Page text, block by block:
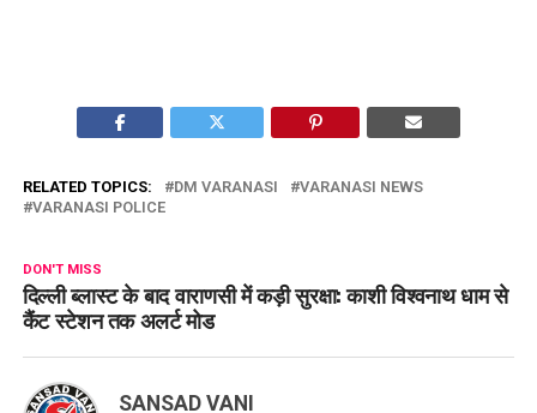
RELATED TOPICS: DM VARANASI
VARANASI NEWS
VARANASI POLICE
DON'T MISS
दिल्ली ब्लास्ट के बाद वाराणसी में कड़ी सुरक्षा: काशी विश्वनाथ धाम से
कैंट स्टेशन तक अलर्ट मोड
SANSAD VANI